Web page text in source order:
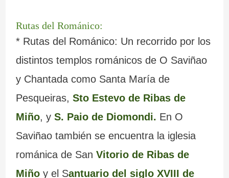
Rutas del Románico:
* Rutas del Románico: Un recorrido por los
distintos templos románicos de O Saviñao
y Chantada como Santa María de
Pesqueiras, Sto Estevo de Ribas de
Miño, yS. Paio de Diomondi. En O
Saviñao también se encuentra la iglesia
románica de San Vitorio de Ribas de
Miño y el Santuario del siglo XVIII de